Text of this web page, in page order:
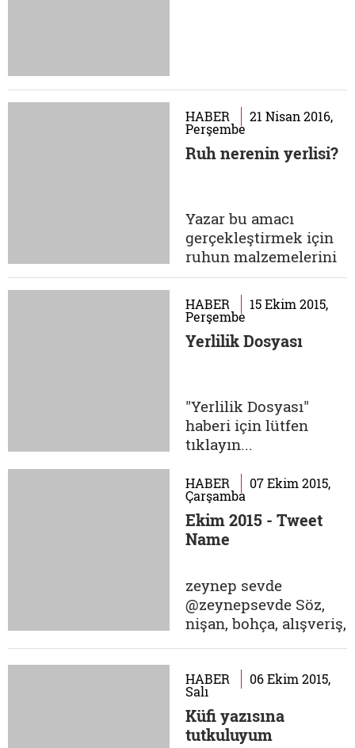
HABER 21 Nisan 2016,
Perşembe
Ruh nerenin yerlisi?
Yazar bu amacı
gerçekleştirmek için
ruhun malzemelerini
kullanır; yazmaya
değer tek şey ruhun
meseleleridir. Peki,
insan kalbi ve ruhu
nerelidir? Faulkner'ın
kalbine yönelmekte,
yazar hangi insanın
ruhunu mesele
HABER 15 Ekim 2015,
Perşembe
Yerlilik Dosyası
"Yerlilik Dosyası"
haberi için lütfen
tıklayın...
HABER 07 Ekim 2015,
Çarşamba
Ekim 2015 - Tweet
Name
zeynep sevde
@zeynepsevde Söz,
nişan, bohça, alışveriş,
yemeği... Mario'da bile
prensese ulaşmak için
bu kadar engel
aşılmıyor. Nuri
HABER 06 Ekim 2015,
Salı
Küfi yazısına
tutkuluyum